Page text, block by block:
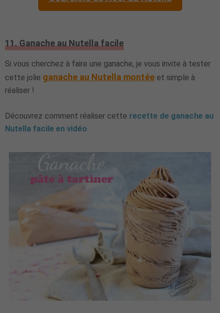
11. Ganache au Nutella facile
Si vous cherchez à faire une ganache, je vous invite à tester
cette jolie ganache au Nutella montée et simple à
réaliser !
Découvrez comment réaliser cette recette de ganache au
Nutella facile en vidéo